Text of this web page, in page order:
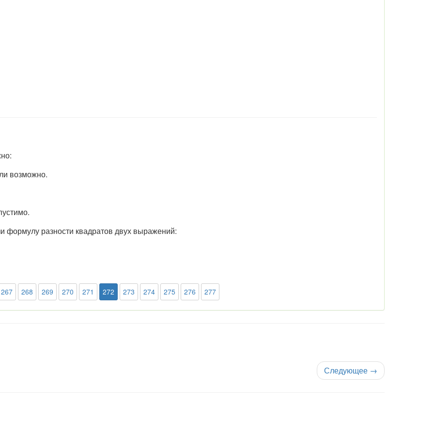
возможно.
формулу разности квадратов двух выражений:
267 268 269 270 271 272 273 274 275 276 277
Следующее →